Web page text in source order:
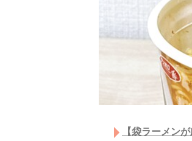
【袋ラーメン